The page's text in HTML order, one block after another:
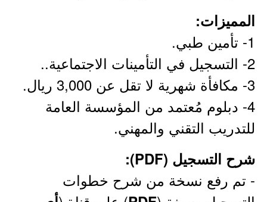
المميزات:
1- تأمين طبي.
2- التسجيل في التأمينات الاجتماعية..
3- مكافأة شهرية لا تقل عن 3,000 ريال.
4- دبلوم مُعتمد من المؤسسة العامة
للتدريب التقني والمهني.
شرح التسجيل (PDF):
- تم رفع نسخة من شرح خطوات